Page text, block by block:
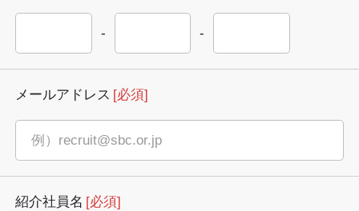
- -
メールアドレス [必須]
紹介社員名 [必須]